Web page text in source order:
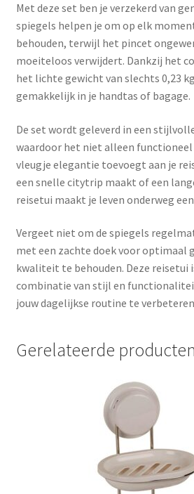
Met deze set ben je verzekerd van
spiegels helpen je om op elk
behouden, terwijl het pincet
moeiteloos verwijdert. Dankzij het
het lichte gewicht van slechts 0,23
gemakkelijk in je handtas of bagage.
De set wordt geleverd in een
waardoor het niet alleen functioneel
vleugje elegantie toevoegt aan je
een snelle citytrip maakt of een
reisetui maakt je leven onderweg
Vergeet niet om de spiegels
met een zachte doek voor optimaal
kwaliteit te behouden. Deze reisetui
combinatie van stijl en
jouw dagelijkse routine te
Gerelateerde producten